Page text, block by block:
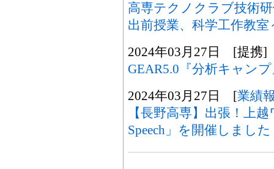
高専テクノクラブ技術
出前授業、科学工作教室
2024年03月27日 [提携]
GEAR5.0『分析キャン
2024年03月27日 [業績
【長野高専】出張！上
Speech」を開催しました